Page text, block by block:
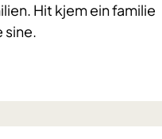
Hit kjem ein familie
sine.